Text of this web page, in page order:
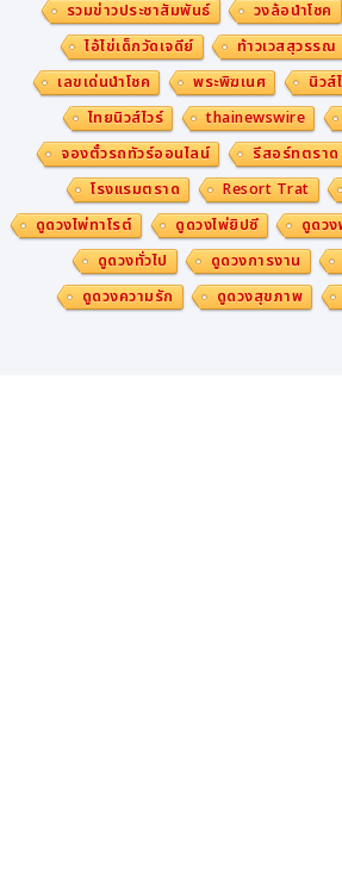
รวมข่าวประชาสัมพันธ์
วงล้อนำโชค
ไอ้ไข่เด็กวัดเจดีย์
ท้าวเวสสุวรรณ
เลขเด่นนำโชค
พระพิฆเนศ นิวส์
ไทยนิวส์ไวร์
thainewswire
จองตั๋วรถทัวร์ออนไลน์
รีสอร์ทตราด
โรงแรมตราด
Resort Trat
ดูดวงไพ่ทาโรต์
ดูดวงไพ่ยิปซี ดูดว
ดูดวงทั่วไป
ดูดวงการงาน
ดูดวงความรัก
ดูดวงสุขภาพ